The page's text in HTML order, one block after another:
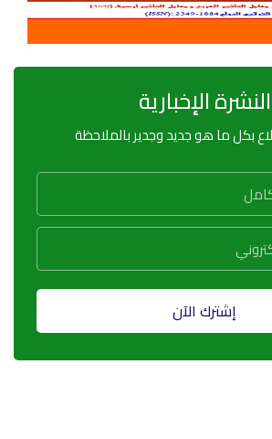
النشرة الإخبارية
بكل ما هو جديد وجدير بالملاحظة
إشترك الآن